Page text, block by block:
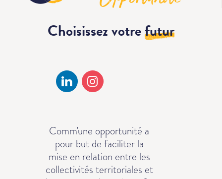
Choisissez votrefutur
Comm'une opportunité a
pour but de faciliter la
mise en relation entre les
collectivités territoriales et